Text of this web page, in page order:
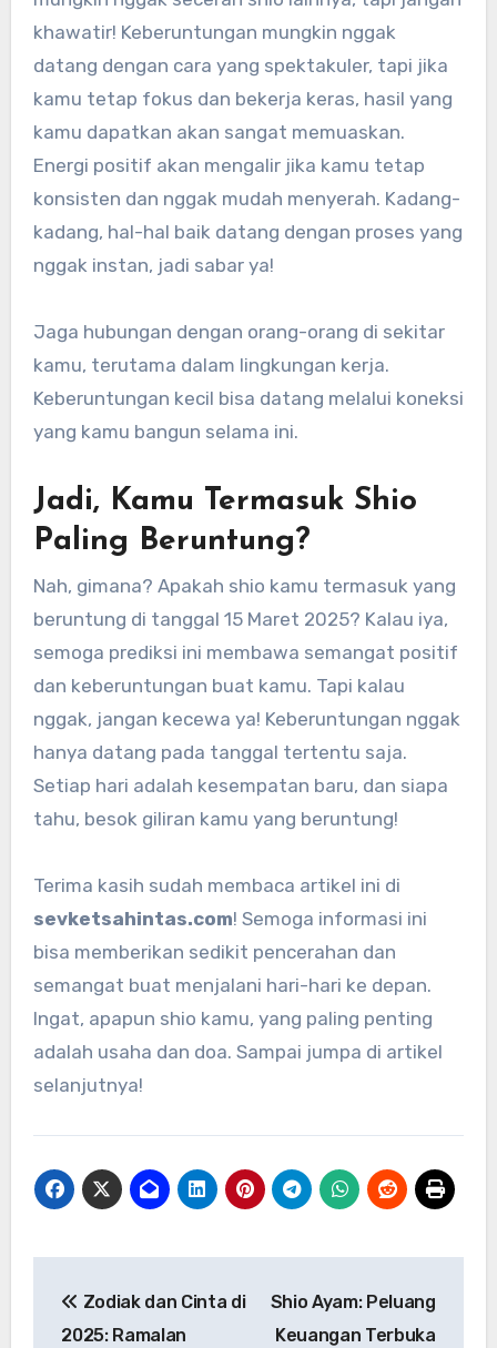
khawatir! Keberuntungan mungkin nggak
datang dengan cara yang spektakuler, tapi jika
kamu tetap fokus dan bekerja keras, hasil yang
kamu dapatkan akan sangat memuaskan.
Energi positif akan mengalir jika kamu tetap
konsisten dan nggak mudah menyerah. Kadang-
kadang, hal-hal baik datang dengan proses yang
nggak instan, jadi sabar ya!
Jaga hubungan dengan orang-orang di sekitar
kamu, terutama dalam lingkungan kerja.
Keberuntungan kecil bisa datang melalui koneksi
yang kamu bangun selama ini.
Jadi, Kamu Termasuk Shio
Paling Beruntung?
Nah, gimana? Apakah shio kamu termasuk yang
beruntung di tanggal 15 Maret 2025? Kalau iya,
semoga prediksi ini membawa semangat positif
dan keberuntungan buat kamu. Tapi kalau
nggak, jangan kecewa ya! Keberuntungan nggak
hanya datang pada tanggal tertentu saja.
Setiap hari adalah kesempatan baru, dan siapa
tahu, besok giliran kamu yang beruntung!
Terima kasih sudah membaca artikel ini di
sevketsahintas.com! Semoga informasi ini
bisa memberikan sedikit pencerahan dan
semangat buat menjalani hari-hari ke depan.
Ingat, apapun shio kamu, yang paling penting
adalah usaha dan doa. Sampai jumpa di artikel
selanjutnya!
pos
Zodiak dan Cinta di
2025: Ramalan
Shio Ayam: Peluang
Keuangan Terbuka